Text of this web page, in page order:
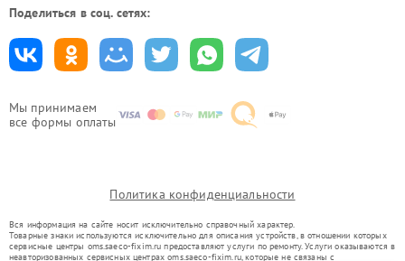
Мы принимаем
все формы оплаты
Поделиться в соц. сетях:
Политика конфиденциальности
Вся информация на сайте носит исключительно справочный характер.
Товарные знаки используются исключительно для описания устройств, в отношении которых
сервисные центры oms.saeco-fixim.ru предоставляют услуги по ремонту. Услуги оказываются в
неавторизованных сервисных центрах oms.saeco-fixim.ru, которые не связаны с